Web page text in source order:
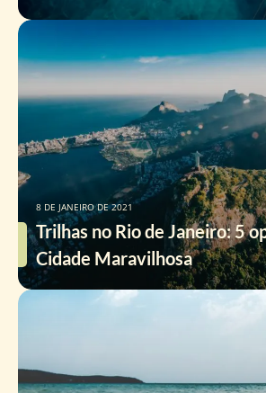
Trilhas no Rio de Janeiro: 5
Cidade Maravilhosa
8 DE JANEIRO DE 2021